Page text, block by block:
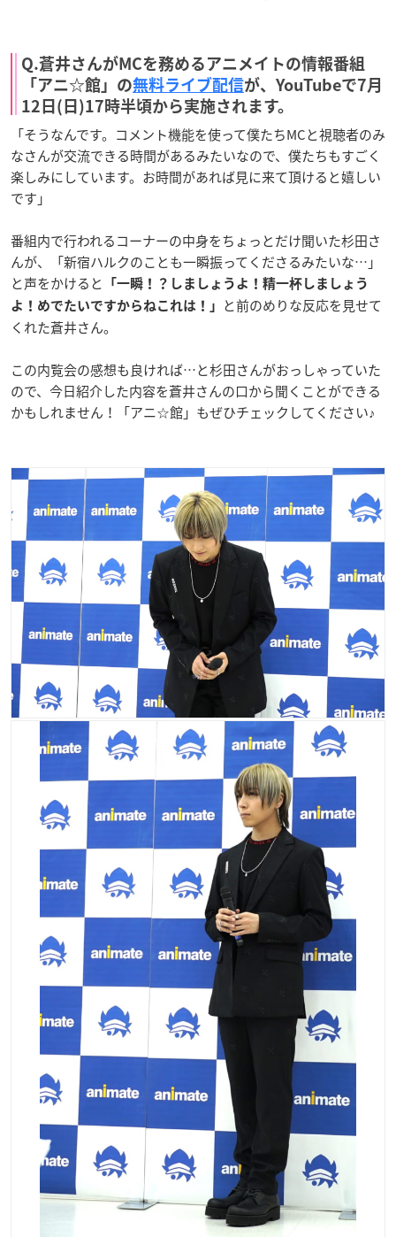
Q.蒼井さんがMCを務めるアニメイトの情報番組
「アニ☆館」の無料ライブ配信が、YouTubeで7月
12日(日)17時半頃から実施されます。
「そうなんです。コメント機能を使って僕たちMCと視聴者のみ
なさんが交流できる時間があるみたいなので、僕たちもすごく
楽しみにしています。お時間があれば見に来て頂けると嬉しい
です」
番組内で行われるコーナーの中身をちょっとだけ聞いた杉田さ
んが、「新宿ハルクのことも一瞬振ってくださるみたいな…」
と声をかけると
「一瞬！？しましょうよ！精一杯しましょう
よ！めでたいですからねこれは！」
と前のめりな反応を見せて
くれた蒼井さん。
この内覧会の感想も良ければ…と杉田さんがおっしゃっていた
ので、今日紹介した内容を蒼井さんの口から聞くことができる
かもしれません！「アニ☆館」もぜひチェックしてください♪